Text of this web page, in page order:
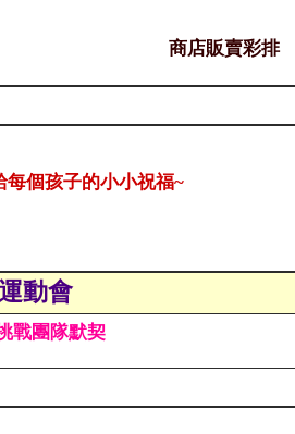
商店販賣彩排
個孩子的小小祝福~
動會
戰團隊默契